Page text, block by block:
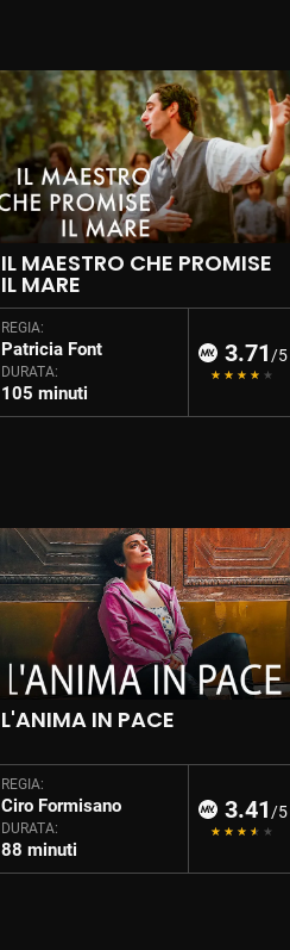
IL MAESTRO CHE PROMISE
IL MARE
REGIA:
Patricia Font
DURATA:
105 minuti
3.71 /5
L'ANIMA IN PACE
REGIA:
Ciro Formisano
DURATA:
88 minuti
3.41/5